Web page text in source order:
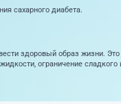
сахарного диабета.
здоровый образ жизни.
ограничение